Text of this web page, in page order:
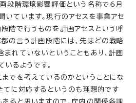
画段階環境影響評価という名称で6月
いています。現行のアセスを事業アセ
段階で行うものを計画アセスという呼
都の言う計画段階には、先ほどの戦略
れていないということもあり、計画
るようです。
までを考えているのかということにな
てに対応するというのも理想的です
あると思いますので、庁内の関係各課